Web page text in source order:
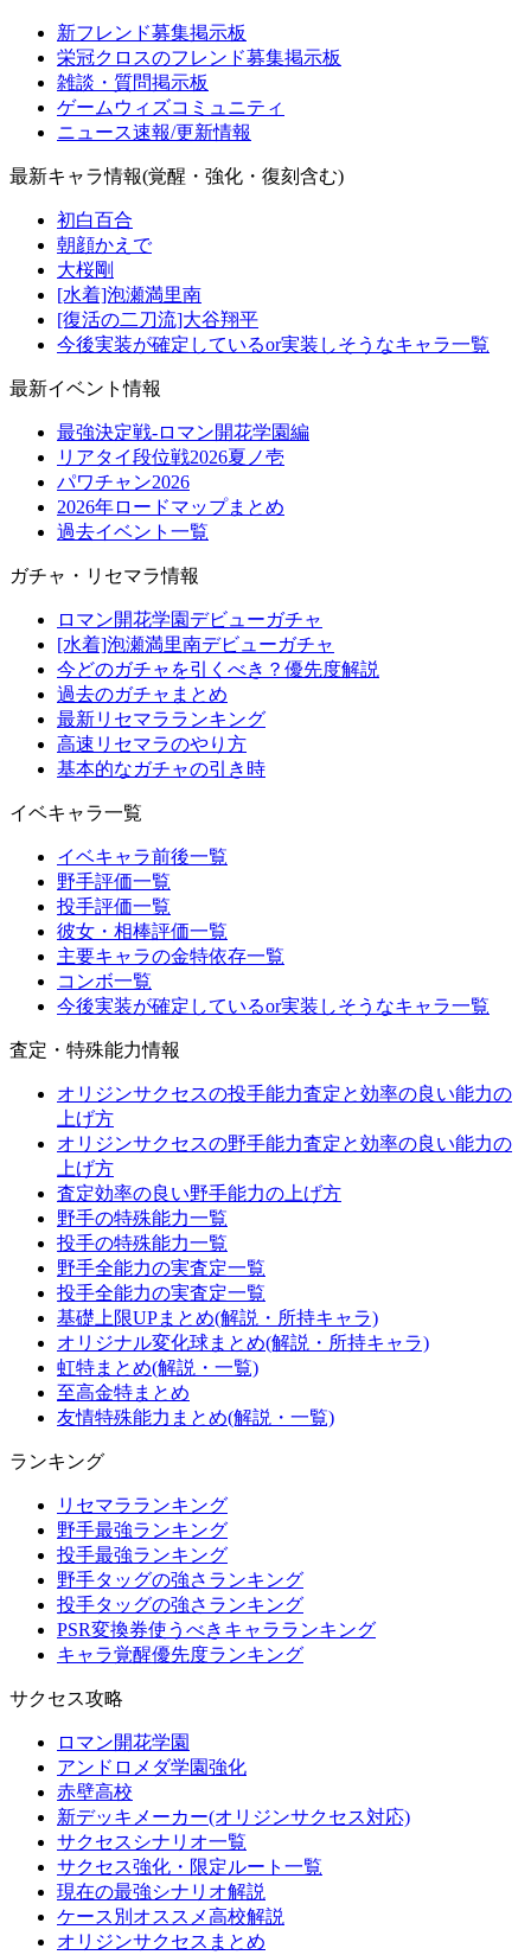
新フレンド募集掲示板
栄冠クロスのフレンド募集掲示板
雑談・質問掲示板
ゲームウィズコミュニティ
ニュース速報/更新情報
最新キャラ情報(覚醒・強化・復刻含む)
初白百合
朝顔かえで
大桜剛
[水着]泡瀬満里南
[復活の二刀流]大谷翔平
今後実装が確定しているor実装しそうなキャラ一覧
最新イベント情報
最強決定戦-ロマン開花学園編
リアタイ段位戦2026夏ノ壱
パワチャン2026
2026年ロードマップまとめ
過去イベント一覧
ガチャ・リセマラ情報
ロマン開花学園デビューガチャ
[水着]泡瀬満里南デビューガチャ
今どのガチャを引くべき？優先度解説
過去のガチャまとめ
最新リセマラランキング
高速リセマラのやり方
基本的なガチャの引き時
イベキャラ一覧
イベキャラ前後一覧
野手評価一覧
投手評価一覧
彼女・相棒評価一覧
主要キャラの金特依存一覧
コンボ一覧
今後実装が確定しているor実装しそうなキャラ一覧
査定・特殊能力情報
オリジンサクセスの投手能力査定と効率の良い能力の
上げ方
オリジンサクセスの野手能力査定と効率の良い能力の
上げ方
査定効率の良い野手能力の上げ方
野手の特殊能力一覧
投手の特殊能力一覧
野手全能力の実査定一覧
投手全能力の実査定一覧
基礎上限UPまとめ(解説・所持キャラ)
オリジナル変化球まとめ(解説・所持キャラ)
虹特まとめ(解説・一覧)
至高金特まとめ
友情特殊能力まとめ(解説・一覧)
ランキング
リセマラランキング
野手最強ランキング
投手最強ランキング
野手タッグの強さランキング
投手タッグの強さランキング
PSR変換券使うべきキャラランキング
キャラ覚醒優先度ランキング
サクセス攻略
ロマン開花学園
アンドロメダ学園強化
赤壁高校
新デッキメーカー(オリジンサクセス対応)
サクセスシナリオ一覧
サクセス強化・限定ルート一覧
現在の最強シナリオ解説
ケース別オススメ高校解説
オリジンサクセスまとめ